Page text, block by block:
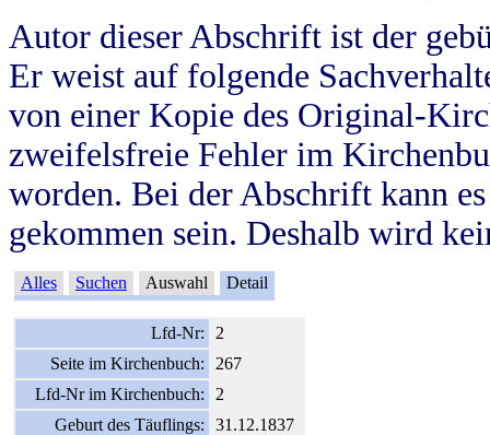
Autor dieser Abschrift ist der
Er weist auf folgende
von einer Kopie des Original-
zweifelsfreie Fehler im
worden. Bei der Abschrift kann
gekommen sein. Deshalb wird
Alles Suchen Auswahl Detail
Lfd-Nr:
2
Seite im Kirchenbuch:
267
Lfd-Nr im Kirchenbuch:
2
Geburt des Täuflings:
31.12.1837